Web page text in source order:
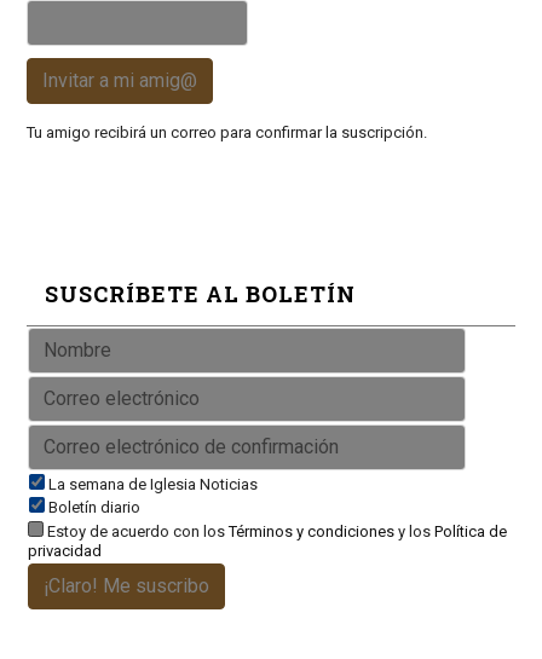
Invitar a mi amig@
Tu amigo recibirá un correo para confirmar la suscripción.
SUSCRÍBETE AL BOLETÍN
La semana de Iglesia Noticias
Boletín diario
Estoy de acuerdo con losTérminos y condicionesy los Política de
privacidad
¡Claro! Me suscribo